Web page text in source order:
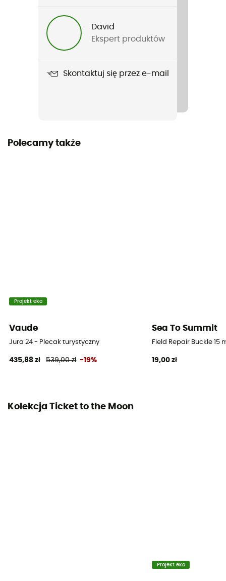
Nylon de parachute respirant
Kieszenie
1 boczna kieszeń
David
Ekspert produktów
Skontaktuj się przez e-mail
Polecamy także
Projekt eko
Vaude
Jura 24 - Plecak turystyczny
435,88 zł 539,00 zł -19%
Sea To Summit
Field Repair Buckle 15
19,00 zł
Kolekcja Ticket to the Moon
Projekt eko